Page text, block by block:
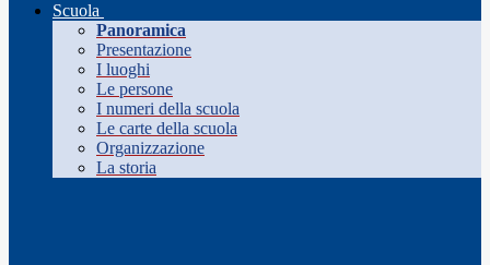
Scuola
Panoramica
Presentazione
I luoghi
Le persone
I numeri della scuola
Le carte della scuola
Organizzazione
La storia